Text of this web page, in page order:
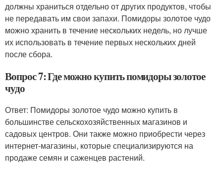
должны храниться отдельно от других продуктов, чтобы
не передавать им свои запахи. Помидоры золотое чудо
можно хранить в течение нескольких недель, но лучше
их использовать в течение первых нескольких дней
после сбора.
Вопрос 7: Где можно купить помидоры золотое
чудо
Ответ: Помидоры золотое чудо можно купить в
большинстве сельскохозяйственных магазинов и
садовых центров. Они также можно приобрести через
интернет-магазины, которые специализируются на
продаже семян и саженцев растений.